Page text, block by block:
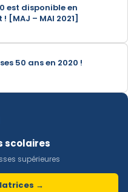
est disponible en
– MAI 2021]
50 ans en 2020 !
scolaires
supérieures
→